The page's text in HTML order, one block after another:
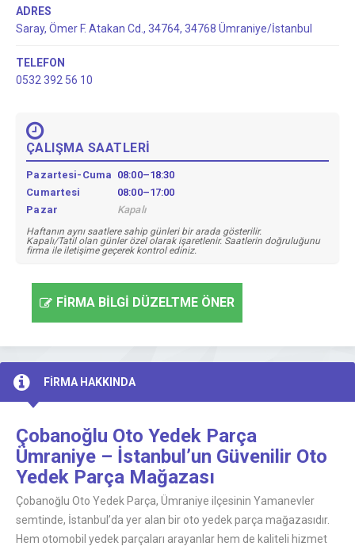
ADRES
Saray, Ömer F. Atakan Cd., 34764, 34768 Ümraniye/İstanbul
TELEFON
0532 392 56 10
ÇALIŞMA SAATLERİ
Pazartesi-Cuma 08:00–18:30
Cumartesi
08:00–17:00
Pazar
Kapalı
Haftanın aynı saatlere sahip günleri bir arada gösterilir.
Kapalı/Tatil olan günler özel olarak işaretlenir. Saatlerin doğruluğunu
firma ile iletişime geçerek kontrol ediniz.
FİRMA BİLGİ DÜZELTME ÖNER
FİRMA HAKKINDA
Çobanoğlu Oto Yedek Parça
Ümraniye – İstanbul’un Güvenilir Oto
Yedek Parça Mağazası
Çobanoğlu Oto Yedek Parça, Ümraniye ilçesinin Yamanevler
semtinde, İstanbul’da yer alan bir oto yedek parça mağazasıdır.
Hem otomobil yedek parçaları arayanlar hem de kaliteli hizmet